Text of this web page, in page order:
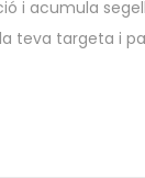
i acumula
teva targeta i